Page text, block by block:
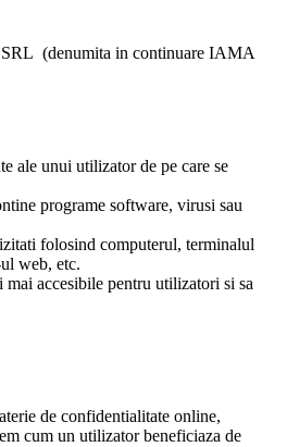
SRL (denumita in continuare IAMA
ale unui utilizator de pe care se
programe software, virusi sau
folosind computerul, terminalul
web, etc.
accesibile pentru utilizatori si sa
de confidentialitate online,
cum un utilizator beneficiaza de